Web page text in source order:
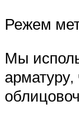
Режем
Мы